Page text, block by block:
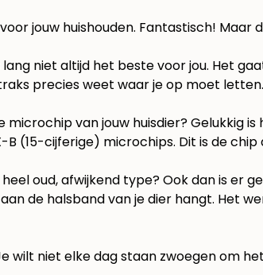
jouw huishouden. Fantastisch!
niet altijd het beste voor jou. Het
precies weet waar je op moet letten.
van jouw huisdier? Gelukkig
(15-cijferige) microchips. Dit is de
oud, afwijkend type? Ook dan is er
de halsband van je dier hangt. Het
wilt niet elke dag staan zwoegen om